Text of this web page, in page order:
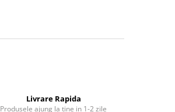
Livrare Rapida
Produsele ajung la tine in 1-2 zile